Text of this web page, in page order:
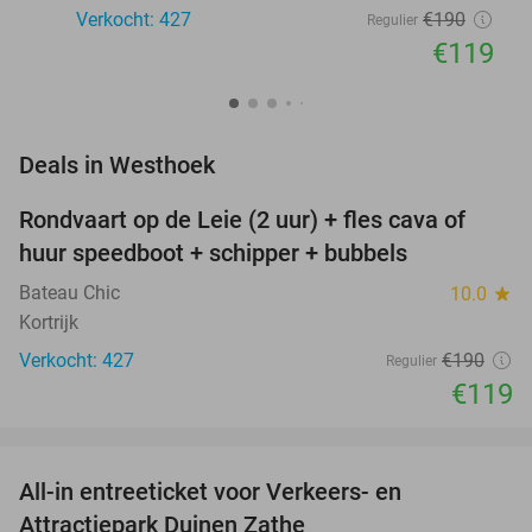
Verkocht: 427 Regulier €190
€119
Deals in Westhoek
37%
Rondvaart op de Leie (2 uur) + fles cava of
huur speedboot + schipper + bubbels
Bateau Chic 10.0 star
Kortrijk
Verkocht: 427
Regulier €190
€119
All-in entreeticket voor Verkeers- en
Attractiepark Duinen Zathe